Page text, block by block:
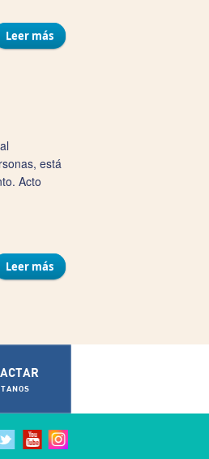
Leer más sobre Café Teatro Pay Pay
está
Acto
Leer más